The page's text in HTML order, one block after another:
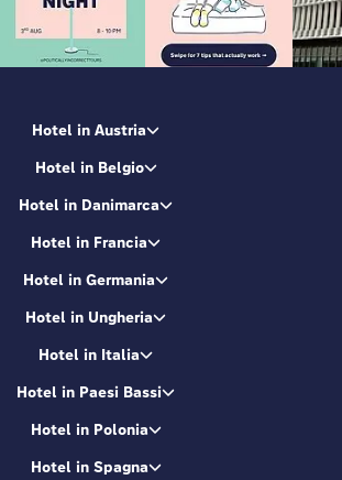
Hotel in Austria
Hotel in Belgio
Hotel in Danimarca
Hotel in Francia
Hotel in Germania
Hotel in Ungheria
Hotel in Italia
Hotel in Paesi Bassi
Hotel in Polonia
Hotel in Spagna